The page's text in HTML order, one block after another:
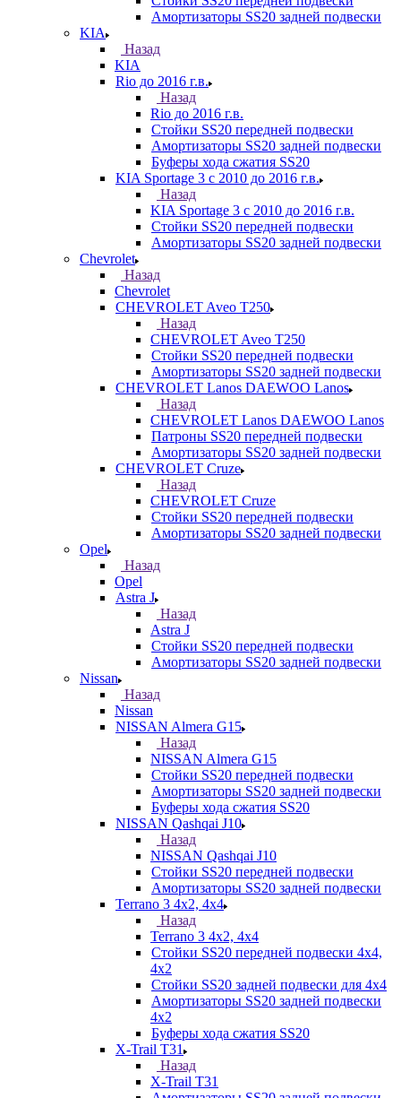
Амортизаторы SS20 задней подвески
KIA
Назад
KIA
Rio до 2016 г.в.
Назад
Rio до 2016 г.в.
Стойки SS20 передней подвески
Амортизаторы SS20 задней подвески
Буферы хода сжатия SS20
KIA Sportage 3 с 2010 до 2016 г.в.
Назад
KIA Sportage 3 с 2010 до 2016 г.в.
Стойки SS20 передней подвески
Амортизаторы SS20 задней подвески
Chevrolet
Назад
Chevrolet
CHEVROLET Aveo T250
Назад
CHEVROLET Aveo T250
Стойки SS20 передней подвески
Амортизаторы SS20 задней подвески
CHEVROLET Lanos DAEWOO Lanos
Назад
CHEVROLET Lanos DAEWOO Lanos
Патроны SS20 передней подвески
Амортизаторы SS20 задней подвески
CHEVROLET Cruze
Назад
CHEVROLET Cruze
Стойки SS20 передней подвески
Амортизаторы SS20 задней подвески
Opel
Назад
Opel
Astra J
Назад
Astra J
Стойки SS20 передней подвески
Амортизаторы SS20 задней подвески
Nissan
Назад
Nissan
NISSAN Almera G15
Назад
NISSAN Almera G15
Стойки SS20 передней подвески
Амортизаторы SS20 задней подвески
Буферы хода сжатия SS20
NISSAN Qashqai J10
Назад
NISSAN Qashqai J10
Стойки SS20 передней подвески
Амортизаторы SS20 задней подвески
Terrano 3 4х2, 4х4
Назад
Terrano 3 4х2, 4х4
Стойки SS20 передней подвески 4х4,
4x2
Стойки SS20 задней подвески для 4х4
Амортизаторы SS20 задней подвески
4х2
Буферы хода сжатия SS20
X-Trail T31
Назад
X-Trail T31